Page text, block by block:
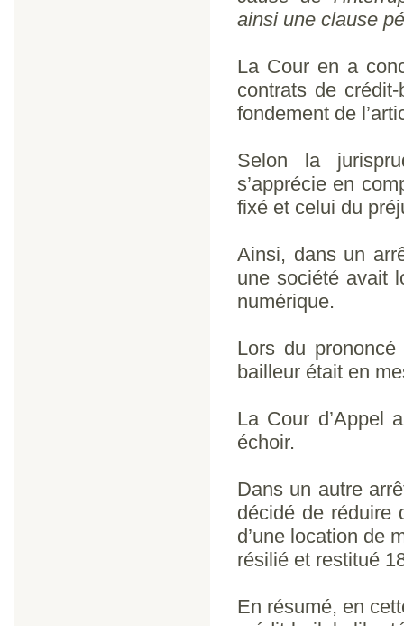
ainsi une clause
La Cour en a
contrats de
fondement de
Selon la
s’apprécie en
fixé et celui du
Ainsi, dans un
une société avait
numérique.
Lors du
bailleur était en
La Cour d’Appel
échoir.
Dans un autre
décidé de réduire
d’une location de
résilié et restitué
En résumé, en